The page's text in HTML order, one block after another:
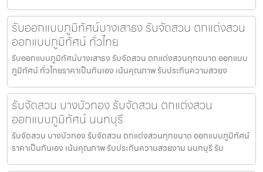
รับออกแบบภูมิทัศน์บางเสาธง รับจัดสวน ตกแต่งสวน
ออกแบบภูมิทัศน์ ทั่วไทย
รับออกแบบภูมิทัศน์บางเสาธง รับจัดสวน ตกแต่งสวนทุกขนาด ออกแบบ
ภูมิทัศน์ ทั่วไทยราคาเป็นกันเอง เน้นคุณภาพ รับประกันความสวยง
รับจัดสวน บางบัวทอง รับจัดสวน ตกแต่งสวน
ออกแบบภูมิทัศน์ นนทบุรี
รับจัดสวน บางบัวทอง รับจัดสวน ตกแต่งสวนทุกขนาด ออกแบบภูมิทัศน์
ราคาเป็นกันเอง เน้นคุณภาพ รับประกันความสวยงาม นนทบุรี รับ